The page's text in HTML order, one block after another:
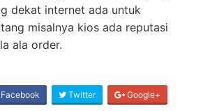
dekat internet ada untuk
misalnya kios ada reputasi
ala order.
Facebook Twitter Google+